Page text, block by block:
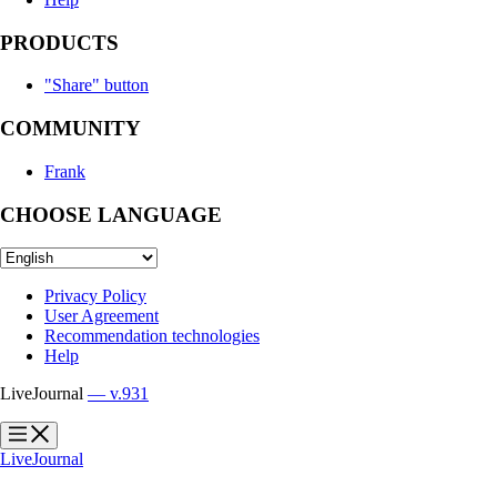
PRODUCTS
"Share" button
COMMUNITY
Frank
CHOOSE LANGUAGE
Privacy Policy
User Agreement
Recommendation technologies
Help
LiveJournal — v.931
?
?
LiveJournal